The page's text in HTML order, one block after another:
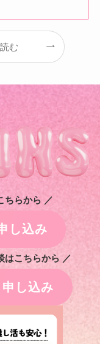
む
ちらから ／
し込み
はこちらから ／
し込み